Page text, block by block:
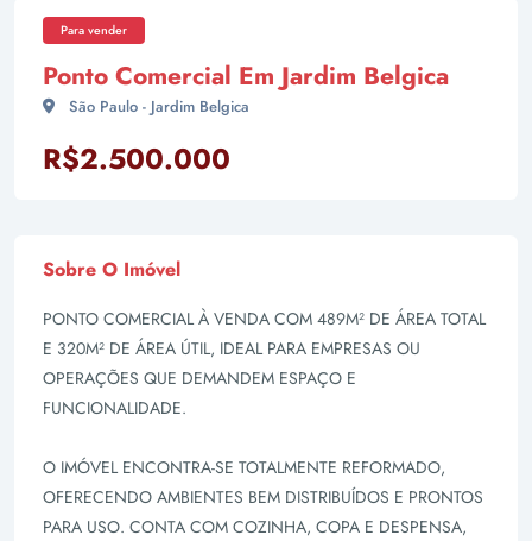
Para vender
Ponto Comercial Em Jardim Belgica
São Paulo - Jardim Belgica
R$2.500.000
Sobre O Imóvel
PONTO COMERCIAL À VENDA COM 489M² DE ÁREA TOTAL
E 320M² DE ÁREA ÚTIL, IDEAL PARA EMPRESAS OU
OPERAÇÕES QUE DEMANDEM ESPAÇO E
FUNCIONALIDADE.
O IMÓVEL ENCONTRA-SE TOTALMENTE REFORMADO,
OFERECENDO AMBIENTES BEM DISTRIBUÍDOS E PRONTOS
PARA USO. CONTA COM COZINHA, COPA E DESPENSA,